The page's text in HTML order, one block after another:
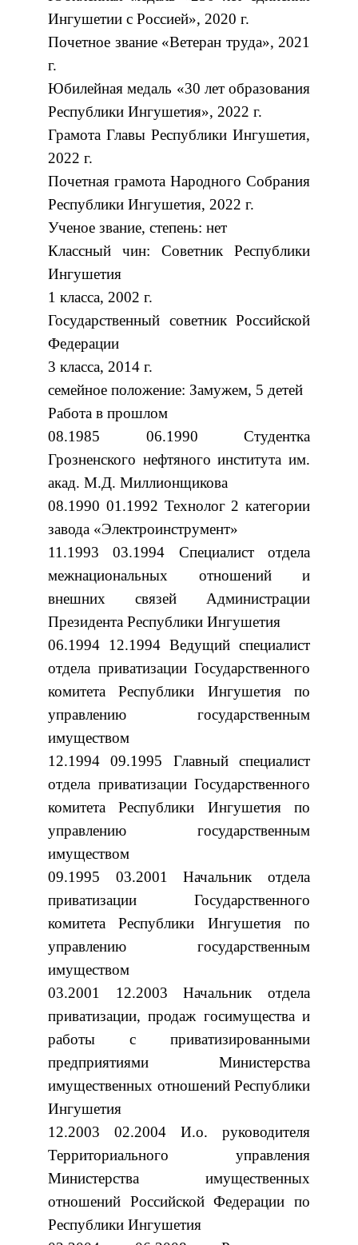
Ингушетии с Россией», 2020 г.
Почетное звание «Ветеран труда», 2021
г.
Юбилейная медаль «30 лет образования
Республики Ингушетия», 2022 г.
Грамота Главы Республики Ингушетия,
2022 г.
Почетная грамота Народного Собрания
Республики Ингушетия, 2022 г.
Ученое звание, степень: нет
Классный чин: Советник Республики
Ингушетия
1 класса, 2002 г.
Государственный советник Российской
Федерации
3 класса, 2014 г.
семейное положение: Замужем, 5 детей
Работа в прошлом
08.1985 06.1990 Студентка
Грозненского нефтяного института им.
акад. М.Д. Миллионщикова
08.1990 01.1992 Технолог 2 категории
завода «Электроинструмент»
11.1993 03.1994 Специалист отдела
межнациональных отношений и
внешних связей Администрации
Президента Республики Ингушетия
06.1994 12.1994 Ведущий специалист
отдела приватизации Государственного
комитета Республики Ингушетия по
управлению государственным
имуществом
12.1994 09.1995 Главный специалист
отдела приватизации Государственного
комитета Республики Ингушетия по
управлению государственным
имуществом
09.1995 03.2001 Начальник отдела
приватизации Государственного
комитета Республики Ингушетия по
управлению государственным
имуществом
03.2001 12.2003 Начальник отдела
приватизации, продаж госимущества и
работы с приватизированными
предприятиями Министерства
имущественных отношений Республики
Ингушетия
12.2003 02.2004 И.о. руководителя
Территориального управления
Министерства имущественных
отношений Российской Федерации по
Республики Ингушетия